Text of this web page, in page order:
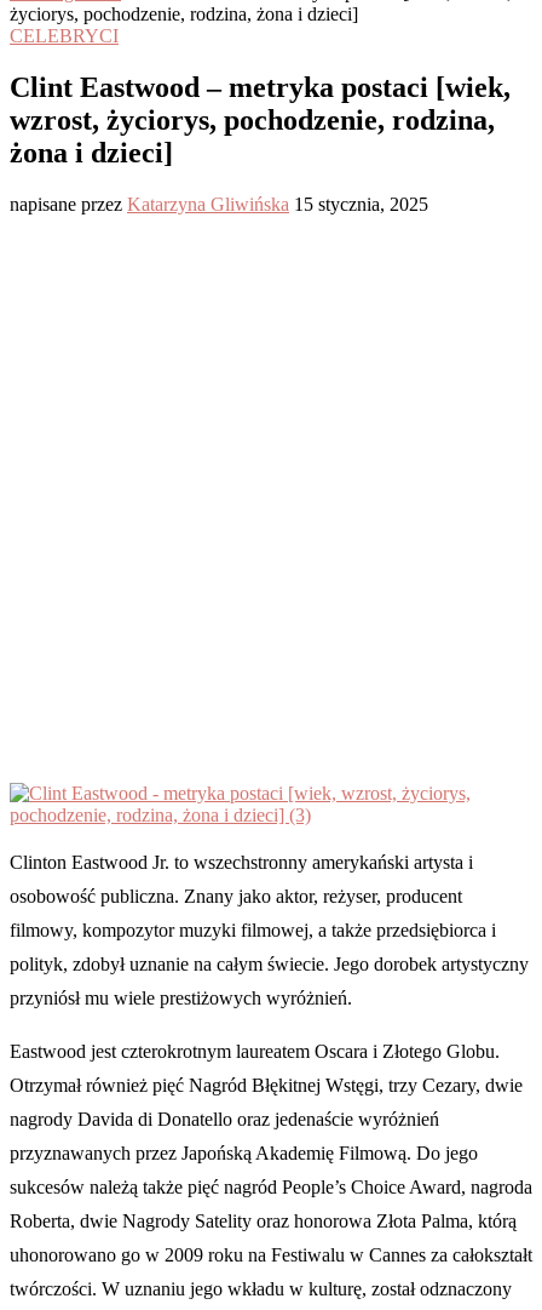
życiorys, pochodzenie, rodzina, żona i dzieci]
CELEBRYCI
Clint Eastwood – metryka postaci [wiek,
wzrost, życiorys, pochodzenie, rodzina,
żona i dzieci]
napisane przez Katarzyna Gliwińska 15 stycznia, 2025
Clinton Eastwood Jr. to wszechstronny amerykański artysta i
osobowość publiczna. Znany jako aktor, reżyser, producent
filmowy, kompozytor muzyki filmowej, a także przedsiębiorca i
polityk, zdobył uznanie na całym świecie. Jego dorobek artystyczny
przyniósł mu wiele prestiżowych wyróżnień.
Eastwood jest czterokrotnym laureatem Oscara i Złotego Globu.
Otrzymał również pięć Nagród Błękitnej Wstęgi, trzy Cezary, dwie
nagrody Davida di Donatello oraz jedenaście wyróżnień
przyznawanych przez Japońską Akademię Filmową. Do jego
sukcesów należą także pięć nagród People’s Choice Award, nagroda
Roberta, dwie Nagrody Satelity oraz honorowa Złota Palma, którą
uhonorowano go w 2009 roku na Festiwalu w Cannes za całokształt
twórczości. W uznaniu jego wkładu w kulturę, został odznaczony